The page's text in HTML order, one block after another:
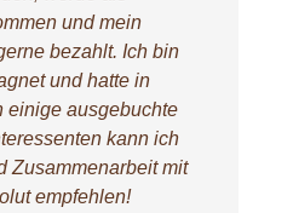
und mein
bezahlt. Ich bin
und hatte in
einige ausgebuchte
kann ich
Zusammenarbeit mit
empfehlen!